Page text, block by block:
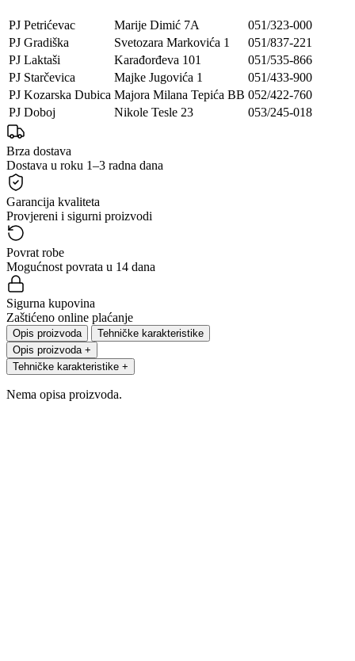
PJ Petrićevac Marije Dimić 7A
051/323-000
PJ Gradiška
Svetozara Markovića 1
051/837-221
PJ Laktaši
Karađorđeva 101
051/535-866
PJ Starčevica
Majke Jugovića 1
051/433-900
PJ Kozarska Dubica Majora Milana Tepića BB 052/422-760
PJ Doboj
Nikole Tesle 23 053/245-018
Brza dostava
Dostava u roku 1–3 radna dana
Garancija kvaliteta
Provjereni i sigurni proizvodi
Povrat robe
Mogućnost povrata u 14 dana
Sigurna kupovina
Zaštićeno online plaćanje
Opis proizvoda
Tehničke karakteristike
Opis proizvoda +
Tehničke karakteristike +
Nema opisa proizvoda.